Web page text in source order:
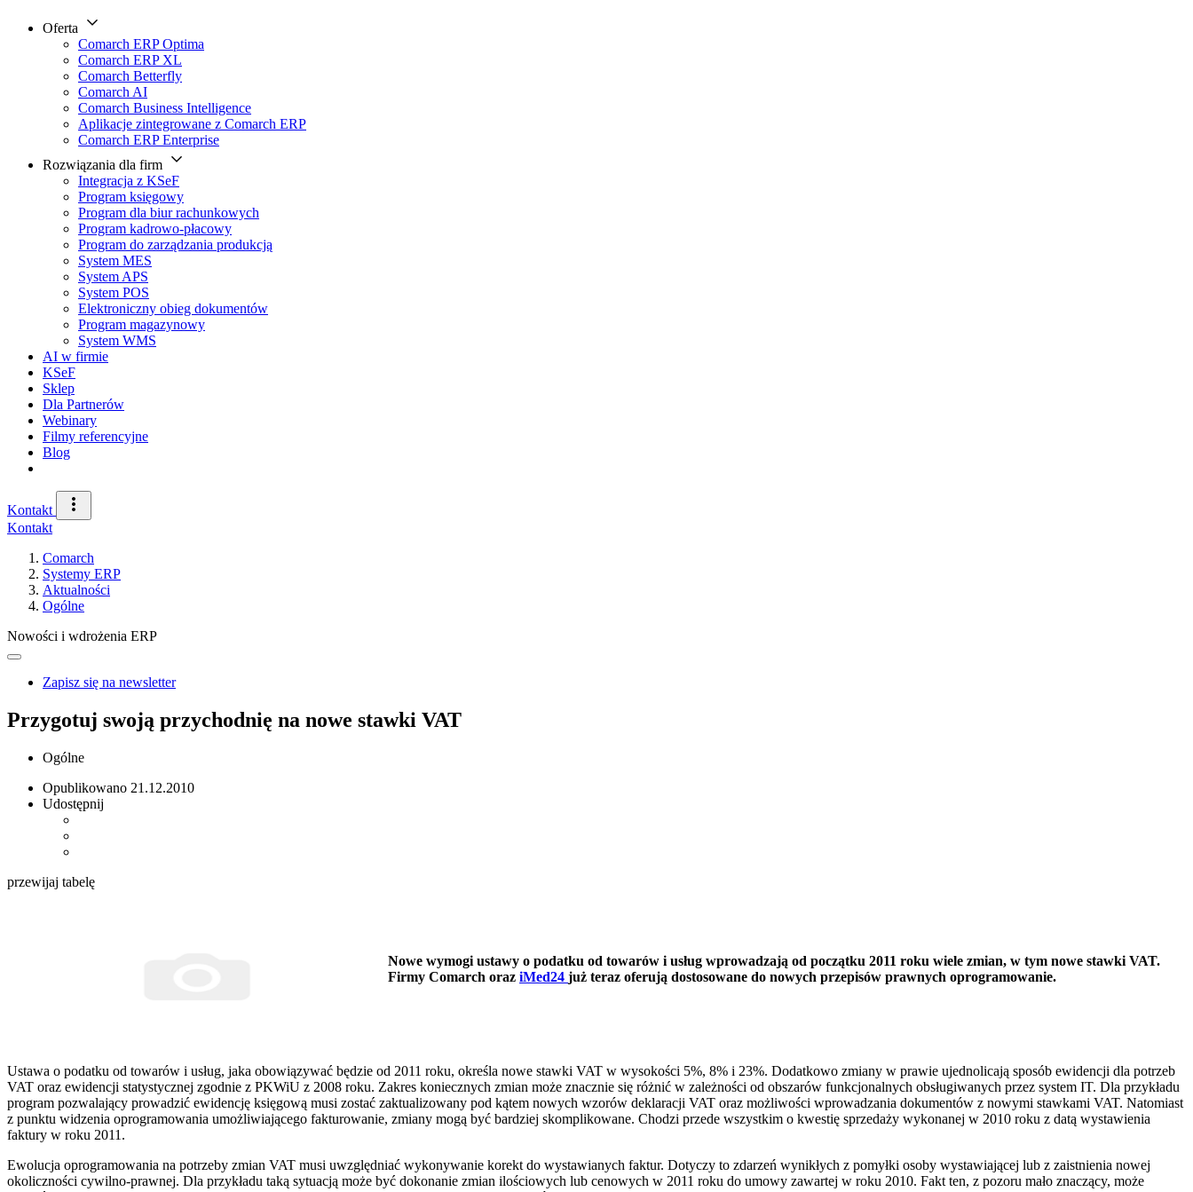
Oferta
Comarch ERP Optima
Comarch ERP XL
Comarch Betterfly
Comarch AI
Comarch Business Intelligence
Aplikacje zintegrowane z Comarch ERP
Comarch ERP Enterprise
Rozwiązania dla firm
Integracja z KSeF
Program księgowy
Program dla biur rachunkowych
Program kadrowo-płacowy
Program do zarządzania produkcją
System MES
System APS
System POS
Elektroniczny obieg dokumentów
Program magazynowy
System WMS
AI w firmie
KSeF
Sklep
Dla Partnerów
Webinary
Filmy referencyjne
Blog
Kontakt
Kontakt
Comarch
Systemy ERP
Aktualności
Ogólne
Nowości i wdrożenia ERP
Zapisz się na newsletter
Przygotuj swoją przychodnię na nowe stawki VAT
Ogólne
Opublikowano 21.12.2010
Udostępnij
przewijaj tabelę
Nowe wymogi ustawy o podatku od towarów i usług wprowadzają od początku 2011 roku wiele zmian, w tym nowe stawki VAT.
Firmy Comarch oraz iMed24 już teraz oferują dostosowane do nowych przepisów prawnych oprogramowanie.
Ustawa o podatku od towarów i usług, jaka obowiązywać będzie od 2011 roku, określa nowe stawki VAT w wysokości 5%, 8% i 23%. Dodatkowo zmiany w prawie ujednolicają sposób ewidencji dla potrzeb
VAT oraz ewidencji statystycznej zgodnie z PKWiU z 2008 roku. Zakres koniecznych zmian może znacznie się różnić w zależności od obszarów funkcjonalnych obsługiwanych przez system IT. Dla przykładu
program pozwalający prowadzić ewidencję księgową musi zostać zaktualizowany pod kątem nowych wzorów deklaracji VAT oraz możliwości wprowadzania dokumentów z nowymi stawkami VAT. Natomiast
z punktu widzenia oprogramowania umożliwiającego fakturowanie, zmiany mogą być bardziej skomplikowane. Chodzi przede wszystkim o kwestię sprzedaży wykonanej w 2010 roku z datą wystawienia
faktury w roku 2011.
Ewolucja oprogramowania na potrzeby zmian VAT musi uwzględniać wykonywanie korekt do wystawianych faktur. Dotyczy to zdarzeń wynikłych z pomyłki osoby wystawiającej lub z zaistnienia nowej
okoliczności cywilno-prawnej. Dla przykładu taką sytuacją może być dokonanie zmian ilościowych lub cenowych w 2011 roku do umowy zawartej w roku 2010. Fakt ten, z pozoru mało znaczący, może